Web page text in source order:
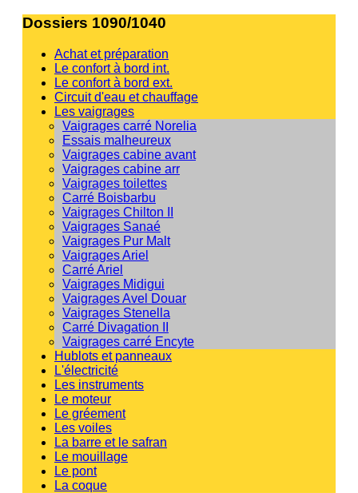
Dossiers 1090/1040
Achat et préparation
Le confort à bord int.
Le confort à bord ext.
Circuit d'eau et chauffage
Les vaigrages
Vaigrages carré Norelia
Essais malheureux
Vaigrages cabine avant
Vaigrages cabine arr
Vaigrages toilettes
Carré Boisbarbu
Vaigrages Chilton II
Vaigrages Sanaé
Vaigrages Pur Malt
Vaigrages Ariel
Carré Ariel
Vaigrages Midigui
Vaigrages Avel Douar
Vaigrages Stenella
Carré Divagation II
Vaigrages carré Encyte
Hublots et panneaux
L'électricité
Les instruments
Le moteur
Le gréement
Les voiles
La barre et le safran
Le mouillage
Le pont
La coque